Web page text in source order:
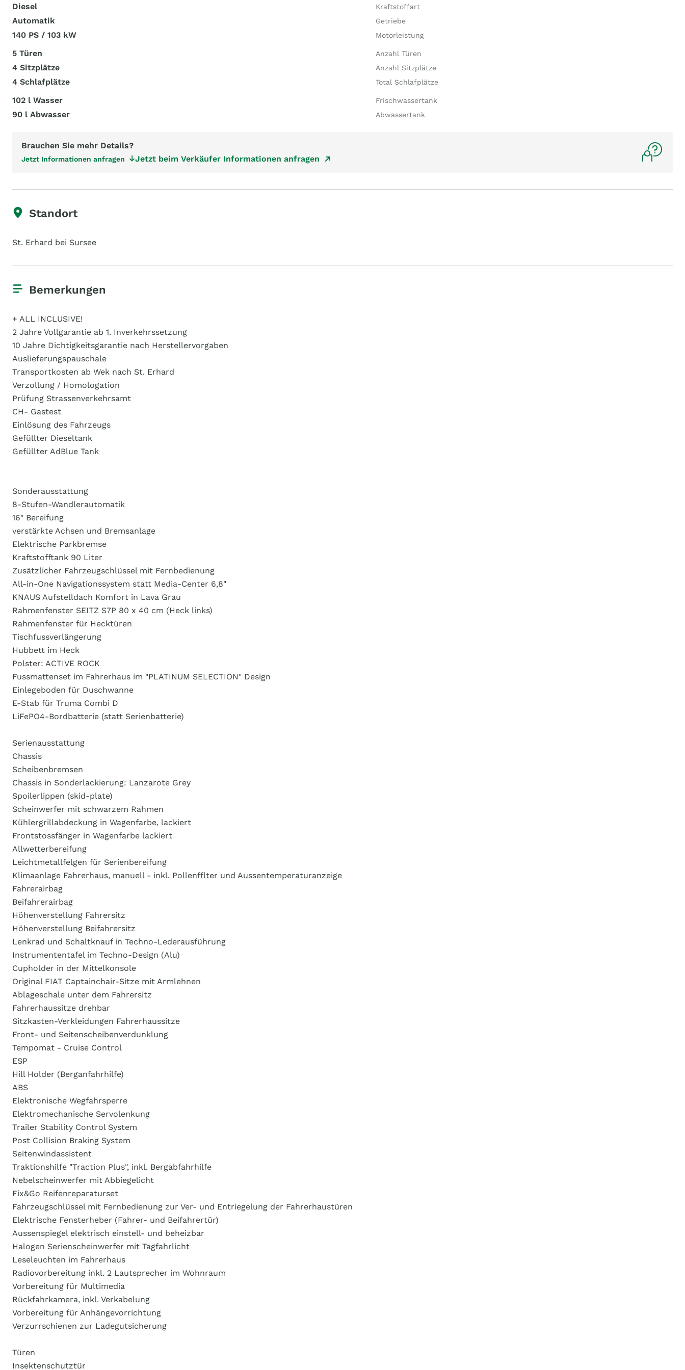
Diesel Kraftstoffart
Automatik Getriebe
140 PS / 103 kW Motorleistung
5 Türen Anzahl Türen
4 Sitzplätze Anzahl Sitzplätze
4 Schlafplätze Total Schlafplätze
102 l Wasser Frischwassertank
90 l Abwasser Abwassertank
Brauchen Sie mehr Details?
Jetzt Informationen anfragen Jetzt beim Verkäufer Informationen anfragen
Standort
St. Erhard bei Sursee
Bemerkungen
+ ALL INCLUSIVE!
2 Jahre Vollgarantie ab 1. Inverkehrssetzung
10 Jahre Dichtigkeitsgarantie nach Herstellervorgaben
Auslieferungspauschale
Transportkosten ab Wek nach St. Erhard
Verzollung / Homologation
Prüfung Strassenverkehrsamt
CH- Gastest
Einlösung des Fahrzeugs
Gefüllter Dieseltank
Gefüllter AdBlue Tank
Sonderausstattung
8-Stufen-Wandlerautomatik
16" Bereifung
verstärkte Achsen und Bremsanlage
Elektrische Parkbremse
Kraftstofftank 90 Liter
Zusätzlicher Fahrzeugschlüssel mit Fernbedienung
All-in-One Navigationssystem statt Media-Center 6,8"
KNAUS Aufstelldach Komfort in Lava Grau
Rahmenfenster SEITZ S7P 80 x 40 cm (Heck links)
Rahmenfenster für Hecktüren
Tischfussverlängerung
Hubbett im Heck
Polster: ACTIVE ROCK
Fussmattenset im Fahrerhaus im "PLATINUM SELECTION" Design
Einlegeboden für Duschwanne
E-Stab für Truma Combi D
LiFePO4-Bordbatterie (statt Serienbatterie)
Serienausstattung
Chassis
Scheibenbremsen
Chassis in Sonderlackierung: Lanzarote Grey
Spoilerlippen (skid-plate)
Scheinwerfer mit schwarzem Rahmen
Kühlergrillabdeckung in Wagenfarbe, lackiert
Frontstossfänger in Wagenfarbe lackiert
Allwetterbereifung
Leichtmetallfelgen für Serienbereifung
Klimaanlage Fahrerhaus, manuell - inkl. Pollenfflter und Aussentemperaturanzeige
Fahrerairbag
Beifahrerairbag
Höhenverstellung Fahrersitz
Höhenverstellung Beifahrersitz
Lenkrad und Schaltknauf in Techno-Lederausführung
Instrumententafel im Techno-Design (Alu)
Cupholder in der Mittelkonsole
Original FIAT Captainchair-Sitze mit Armlehnen
Ablageschale unter dem Fahrersitz
Fahrerhaussitze drehbar
Sitzkasten-Verkleidungen Fahrerhaussitze
Front- und Seitenscheibenverdunklung
Tempomat - Cruise Control
ESP
Hill Holder (Berganfahrhilfe)
ABS
Elektronische Wegfahrsperre
Elektromechanische Servolenkung
Trailer Stability Control System
Post Collision Braking System
Seitenwindassistent
Traktionshilfe "Traction Plus", inkl. Bergabfahrhilfe
Nebelscheinwerfer mit Abbiegelicht
Fix&Go Reifenreparaturset
Fahrzeugschlüssel mit Fernbedienung zur Ver- und Entriegelung der Fahrerhaustüren
Elektrische Fensterheber (Fahrer- und Beifahrertür)
Aussenspiegel elektrisch einstell- und beheizbar
Halogen Serienscheinwerfer mit Tagfahrlicht
Leseleuchten im Fahrerhaus
Radiovorbereitung inkl. 2 Lautsprecher im Wohnraum
Vorbereitung für Multimedia
Rückfahrkamera, inkl. Verkabelung
Vorbereitung für Anhängevorrichtung
Verzurrschienen zur Ladegutsicherung
Türen
Insektenschutztür